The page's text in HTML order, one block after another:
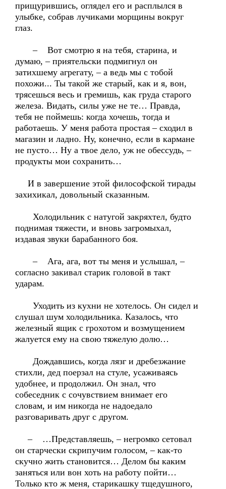
прищурившись, оглядел его и расплылся в
улыбке, собрав лучиками морщины вокруг
глаз.
– Вот смотрю я на тебя, старина, и
думаю, – приятельски подмигнул он
затихшему агрегату, – а ведь мы с тобой
похожи... Ты такой же старый, как и я, вон,
трясешься весь и гремишь, как груда старого
железа. Видать, силы уже не те… Правда,
тебя не поймешь: когда хочешь, тогда и
работаешь. У меня работа простая – сходил в
магазин и ладно. Ну, конечно, если в кармане
не пусто… Ну а твое дело, уж не обессудь, –
продукты мои сохранить…
И в завершение этой философской тирады
захихикал, довольный сказанным.
Холодильник с натугой закряхтел, будто
поднимая тяжести, и вновь загромыхал,
издавая звуки барабанного боя.
– Ага, ага, вот ты меня и услышал, –
согласно закивал старик головой в такт
ударам.
Уходить из кухни не хотелось. Он сидел и
слушал шум холодильника. Казалось, что
железный ящик с грохотом и возмущением
жалуется ему на свою тяжелую долю…
Дождавшись, когда лязг и дребезжание
стихли, дед поерзал на стуле, усаживаясь
удобнее, и продолжил. Он знал, что
собеседник с сочувствием внимает его
словам, и им никогда не надоедало
разговаривать друг с другом.
– …Представляешь, – негромко сетовал
он старчески скрипучим голосом, – как-то
скучно жить становится… Делом бы каким
заняться или вон хоть на работу пойти…
Только кто ж меня, старикашку тщедушного,